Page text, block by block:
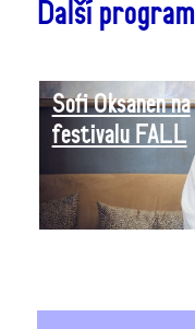
Další program
Sofi Oksanen na
festivalu FALL